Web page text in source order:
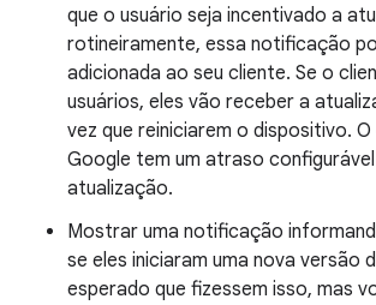
que o usuário seja incentivado a
rotineiramente, essa notificação
adicionada ao seu cliente. Se o
usuários, eles vão receber a
vez que reiniciarem o dispositivo.
Google tem um atraso
atualização.
Mostrar uma notificação
se eles iniciaram uma nova versão
esperado que fizessem isso, mas